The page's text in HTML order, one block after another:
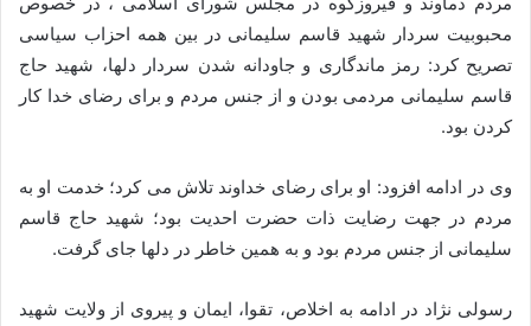
محبوبیت سردار شهید قاسم سلیمانی در بین همه احزاب سیاسی
تصریح کرد: رمز ماندگاری و جاودانه شدن سردار دلها، شهید حاج
قاسم سلیمانی مردمی بودن و از جنس مردم و برای رضای خدا کار
کردن بود.
وی در ادامه افزود: او برای رضای خداوند تلاش می کرد؛ خدمت او به
مردم در جهت رضایت ذات حضرت احدیت بود؛ شهید حاج قاسم
سلیمانی از جنس مردم بود و به همین خاطر در دلها جای گرفت.
رسولی نژاد در ادامه به اخلاص، تقوا، ایمان و پیروی از ولایت شهید